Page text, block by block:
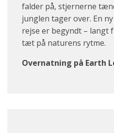
falder på, stjernerne
junglen tager over. En
rejse er begyndt – langt
tæt på naturens rytme.
Overnatning på Earth